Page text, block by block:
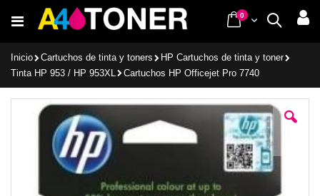
al
Buscar
Cart
0items
Inicio Cartuchos de tinta y toners
HP Cartuchos de tinta y toner
Tinta HP 953 / HP 953XL
Cartuchos HP Officejet Pro 7740